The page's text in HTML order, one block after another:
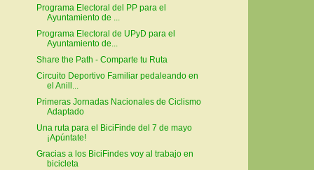
Programa Electoral del PP para el
Ayuntamiento de ...
Programa Electoral de UPyD para el
Ayuntamiento de...
Share the Path - Comparte tu Ruta
Circuito Deportivo Familiar pedaleando en
el Anill...
Primeras Jornadas Nacionales de Ciclismo
Adaptado
Una ruta para el BiciFinde del 7 de mayo
¡Apúntate!
Gracias a los BiciFindes voy al trabajo en
bicicleta